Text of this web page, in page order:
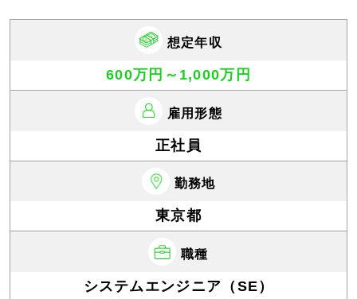
想定年収
600万円～1,000万円
雇用形態
正社員
勤務地
東京都
職種
システムエンジニア（SE）